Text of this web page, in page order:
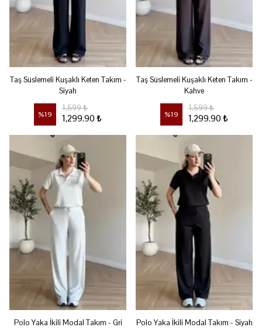
Taş Süslemeli Kuşaklı Keten Takım -
Siyah
%19
1,599 ₺
1,299.90 ₺
Taş Süslemeli Kuşaklı Keten Takım -
Kahve
%19
1,599 ₺
1,299.90 ₺
Polo Yaka İkili Modal Takım - Gri Polo Yaka İkili Modal Takım - Siyah